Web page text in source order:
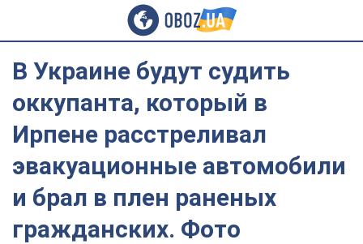
В Украине будут судить
оккупанта, который в
Ирпене расстреливал
эвакуационные автомобили
и брал в плен раненых
гражданских. Фото